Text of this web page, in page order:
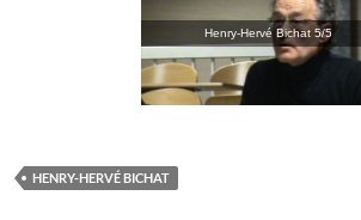
Henry-Hervé Bichat 5/5
HENRY-HERVÉ BICHAT